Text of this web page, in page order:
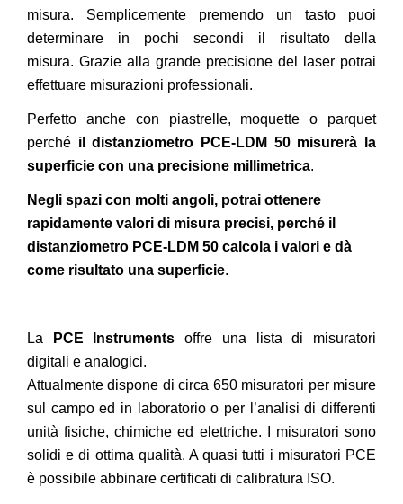
misura. Semplicemente premendo un tasto puoi
determinare in pochi secondi il risultato della
misura. Grazie alla grande precisione del laser potrai
effettuare misurazioni professionali.
Perfetto anche con piastrelle, moquette o parquet
perché il distanziometro PCE-LDM 50 misurerà la
superficie con una precisione millimetrica.
Negli spazi con molti angoli, potrai ottenere
rapidamente valori di misura precisi, perché il
distanziometro PCE-LDM 50 calcola i valori e dà
come risultato una superficie.
La PCE Instruments offre una lista di misuratori
digitali e analogici.
Attualmente dispone di circa 650 misuratori per misure
sul campo ed in laboratorio o per l’analisi di differenti
unità fisiche, chimiche ed elettriche. I misuratori sono
solidi e di ottima qualità. A quasi tutti i misuratori PCE
è possibile abbinare certificati di calibratura ISO.